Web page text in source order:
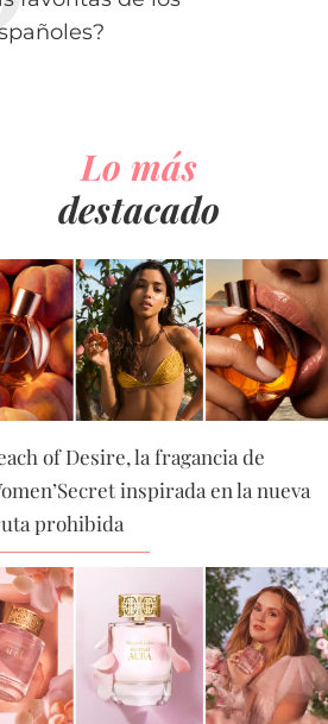
Lo más
destacado
of Desire, la fragancia de
inspirada en la nueva
prohibida